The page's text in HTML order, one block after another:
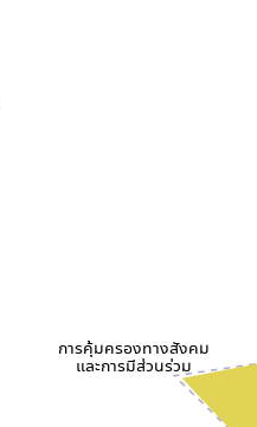
การคุ้มครองทางสังคม
และการมีส่วนร่วม